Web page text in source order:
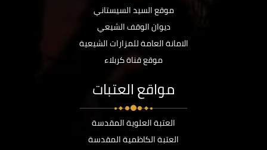
موقع السيد السيستاني
ديوان الوقف الشيعي
الامانة العامة للمزارات الشيعية
موقع قناة كربلاء
مواقع العتبات
العتبة العلوية المقدسة
العتبة الكاظمية المقدسة